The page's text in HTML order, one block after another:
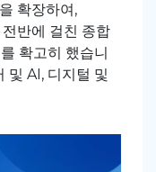
확장하여,
반에 걸친 종합
확고히 했습니
AI, 디지털 및